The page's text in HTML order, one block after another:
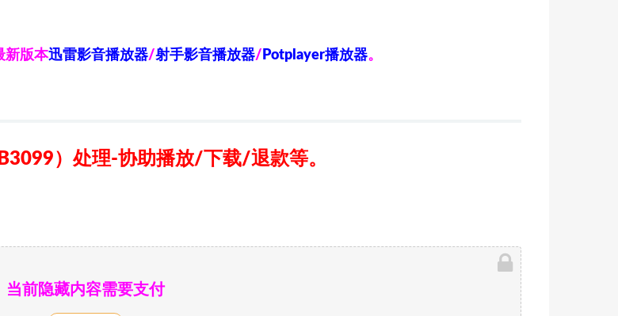
新版本迅雷影音播放器/射手影音播放器/ Potplayer播放器。
） 处理-协助播放/下载/退款等。
当前隐藏内容需要支付